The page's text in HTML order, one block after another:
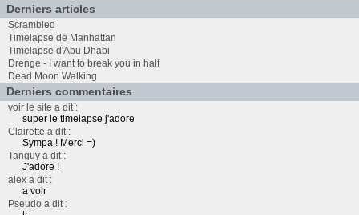
Derniers articles
Scrambled
Timelapse de Manhattan
Timelapse d'Abu Dhabi
Drenge - I want to break you in half
Dead Moon Walking
Derniers commentaires
voir le site a dit :
super le timelapse j'adore
Clairette a dit :
Sympa ! Merci =)
Tanguy a dit :
J'adore !
alex a dit :
a voir
Pseudo a dit :